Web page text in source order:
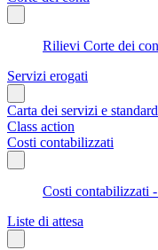
Rilievi Corte dei
Servizi erogati
Carta dei servizi e
Class action
Costi contabilizzati
Costi contabilizzati
Liste di attesa